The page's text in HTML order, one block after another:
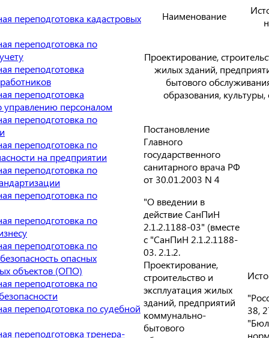
переподготовка кадастровых
переподготовка по
переподготовка
переподготовка
управлению персоналом
переподготовка по
переподготовка по
на предприятии
переподготовка по
переподготовка по
переподготовка по
переподготовка по
опасных
объектов (ОПО)
переподготовка по
переподготовка по судебной
переподготовка тренера-
Наименование
Проектирование,
жилых зданий,
бытового
образования, культуры,
Постановление
Главного
государственного
санитарного врача РФ
от 30.01.2003 N 4
"О введении в
действие СанПиН
2.1.2.1188-03" (вместе
с "СанПиН 2.1.2.1188-
03. 2.1.2.
Проектирование,
строительство и
эксплуатация жилых
зданий, предприятий
коммунально-
бытового
38,